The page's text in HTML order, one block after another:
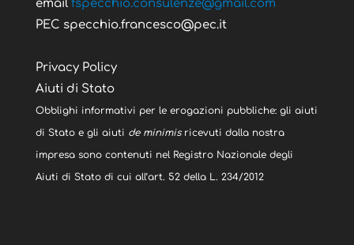
email fspecchio.consulenze@gmail.com
PEC specchio.francesco@pec.it
Privacy Policy
Aiuti di Stato
Obblighi informativi per le erogazioni pubbliche: gli aiuti
di Stato e gli aiuti de minimisricevuti dalla nostra
impresa sono contenuti nel Registro Nazionale degli
Aiuti di Stato di cui all’art. 52 della L. 234/2012